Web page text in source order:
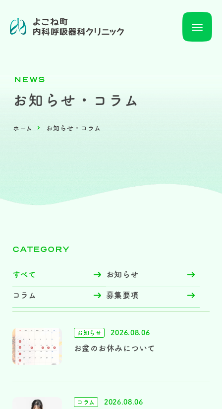
NEWS
お知らせ・コラム
ホーム お知らせ・コラム
お知らせ 2026.08.06
お盆のお休みについて
コラム 2026.08.06
CATEGORY
すべて お知らせ
コラム 募集要項